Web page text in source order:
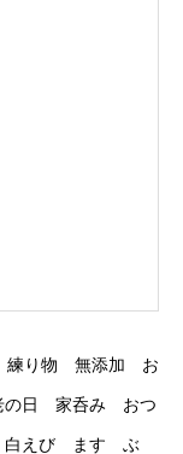
練り物 無添加 お
日 家呑み おつ
えび ます ぶ